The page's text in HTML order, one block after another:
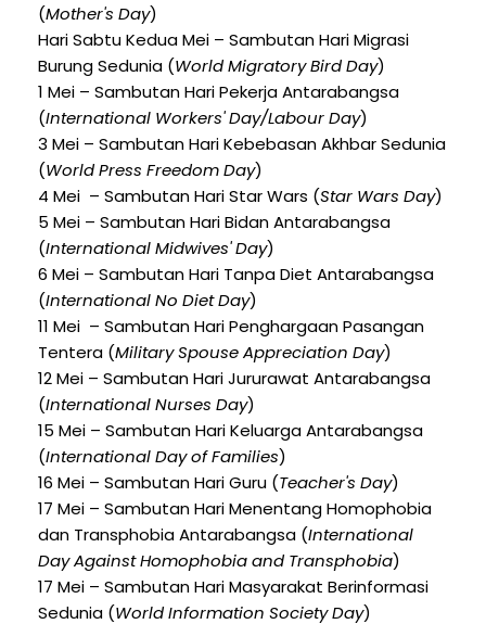
(Mother's Day)
Hari Sabtu Kedua Mei – Sambutan Hari Migrasi
Burung Sedunia (World Migratory Bird Day)
1 Mei – Sambutan Hari Pekerja Antarabangsa
(International Workers' Day/Labour Day)
3 Mei – Sambutan Hari Kebebasan Akhbar Sedunia
(World Press Freedom Day)
4 Mei – Sambutan Hari Star Wars (Star Wars Day)
5 Mei – Sambutan Hari Bidan Antarabangsa
(International Midwives' Day)
6 Mei – Sambutan Hari Tanpa Diet Antarabangsa
(International No Diet Day)
11 Mei – Sambutan Hari Penghargaan Pasangan
Tentera (Military Spouse Appreciation Day)
12 Mei – Sambutan Hari Jururawat Antarabangsa
(International Nurses Day)
15 Mei – Sambutan Hari Keluarga Antarabangsa
(International Day of Families)
16 Mei – Sambutan Hari Guru (Teacher's Day)
17 Mei – Sambutan Hari Menentang Homophobia
dan Transphobia Antarabangsa (International
Day Against Homophobia and Transphobia)
17 Mei – Sambutan Hari Masyarakat Berinformasi
Sedunia (World Information Society Day)